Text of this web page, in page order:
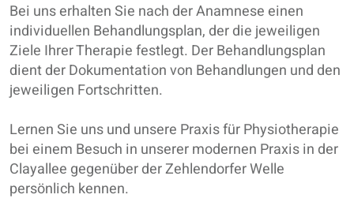
Bei uns erhalten Sie nach der Anamnese einen
individuellen Behandlungsplan, der die jeweiligen
Ziele Ihrer Therapie festlegt. Der Behandlungsplan
dient der Dokumentation von Behandlungen und den
jeweiligen Fortschritten.
Lernen Sie uns und unsere Praxis für Physiotherapie
bei einem Besuch in unserer modernen Praxis in der
Clayallee gegenüber der Zehlendorfer Welle
persönlich kennen.